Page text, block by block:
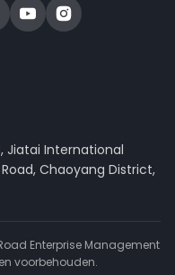
Jiatai International
Chaoyang District,
Enterprise Management
voorbehouden.